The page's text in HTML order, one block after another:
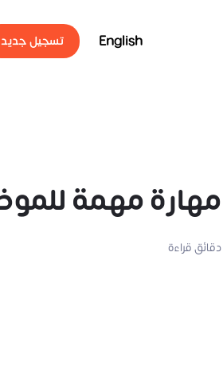
English تسجيل جديد
دقائق قراءة